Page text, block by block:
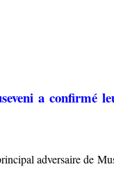
a confirmé
adversaire de